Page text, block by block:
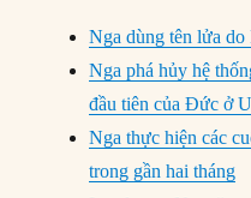
Nga dùng tên lửa do
Nga phá hủy hệ
đầu tiên của Đức ở
Nga thực hiện các
trong gần hai tháng